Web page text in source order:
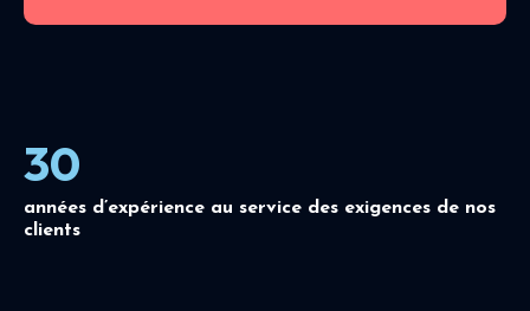
30
années d’expérience au service des exigences de nos
clients